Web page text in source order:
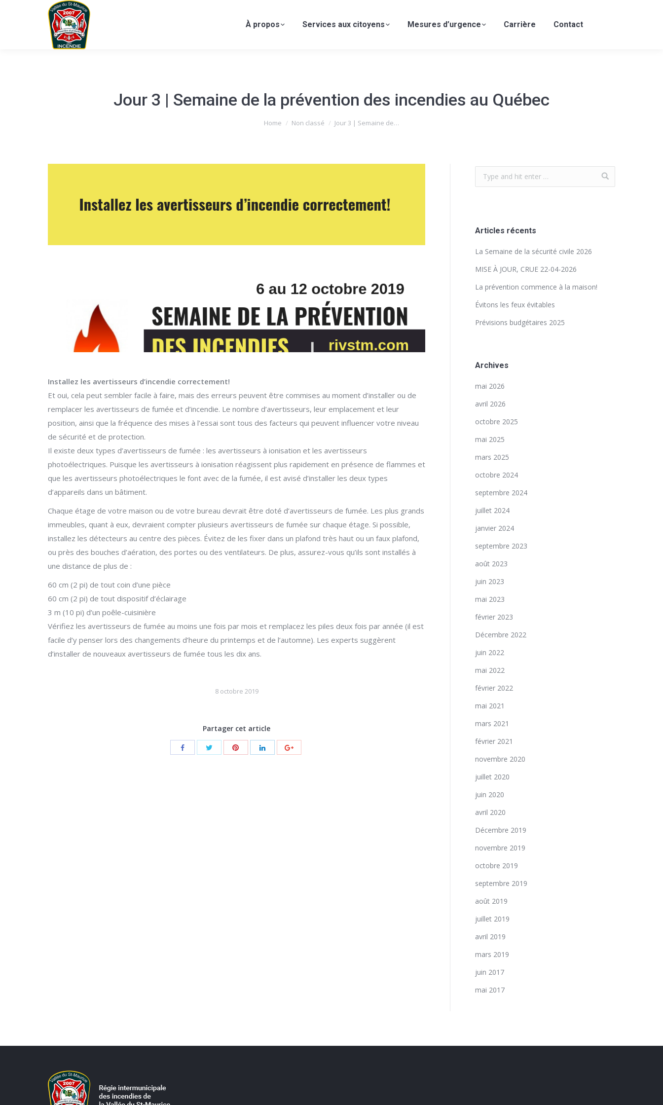
À propos Services aux citoyens Mesures d’urgence Carrière Contact
Jour 3 | Semaine de la prévention des incendies au Québec
Home Non classé Jour 3 | Semaine de…
Installez les avertisseurs d’incendie correctement!
Et oui, cela peut sembler facile à faire, mais des erreurs peuvent être commises au moment d’installer ou de
remplacer les avertisseurs de fumée et d’incendie. Le nombre d’avertisseurs, leur emplacement et leur
position, ainsi que la fréquence des mises à l’essai sont tous des facteurs qui peuvent influencer votre niveau
de sécurité et de protection.
Il existe deux types d’avertisseurs de fumée : les avertisseurs à ionisation et les avertisseurs
photoélectriques. Puisque les avertisseurs à ionisation réagissent plus rapidement en présence de flammes et
que les avertisseurs photoélectriques le font avec de la fumée, il est avisé d’installer les deux types
d’appareils dans un bâtiment.
Chaque étage de votre maison ou de votre bureau devrait être doté d’avertisseurs de fumée. Les plus grands
immeubles, quant à eux, devraient compter plusieurs avertisseurs de fumée sur chaque étage. Si possible,
installez les détecteurs au centre des pièces. Évitez de les fixer dans un plafond très haut ou un faux plafond,
ou près des bouches d’aération, des portes ou des ventilateurs. De plus, assurez-vous qu’ils sont installés à
une distance de plus de :
60 cm (2 pi) de tout coin d’une pièce
60 cm (2 pi) de tout dispositif d’éclairage
3 m (10 pi) d’un poêle-cuisinière
Vérifiez les avertisseurs de fumée au moins une fois par mois et remplacez les piles deux fois par année (il est
facile d’y penser lors des changements d’heure du printemps et de l’automne). Les experts suggèrent
d’installer de nouveaux avertisseurs de fumée tous les dix ans.
8 octobre 2019
Partager cet article
Articles récents
La Semaine de la sécurité civile 2026
MISE À JOUR, CRUE 22-04-2026
La prévention commence à la maison!
Évitons les feux évitables
Prévisions budgétaires 2025
Archives
mai 2026
avril 2026
octobre 2025
mai 2025
mars 2025
octobre 2024
septembre 2024
juillet 2024
janvier 2024
septembre 2023
août 2023
juin 2023
mai 2023
février 2023
Décembre 2022
juin 2022
mai 2022
février 2022
mai 2021
mars 2021
février 2021
novembre 2020
juillet 2020
juin 2020
avril 2020
Décembre 2019
novembre 2019
octobre 2019
septembre 2019
août 2019
juillet 2019
avril 2019
mars 2019
juin 2017
mai 2017